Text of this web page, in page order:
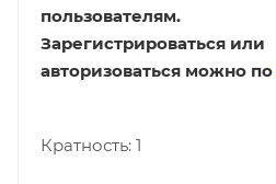
пользователям.
Зарегистрироваться или
авторизоваться можно по
Кратность: 1